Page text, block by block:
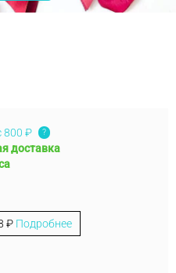
800 ₽ ?
доставка
₽ Подробнее